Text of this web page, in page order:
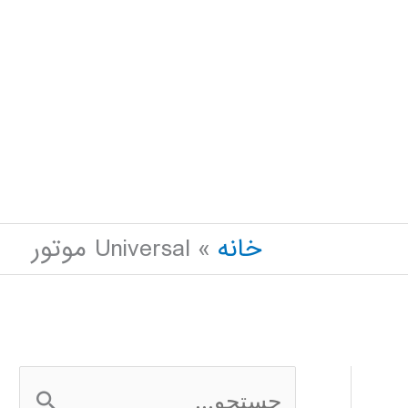
خانه
Universal موتور